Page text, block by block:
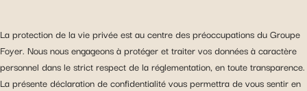
La protection de la vie privée est au centre des préoccupations du Groupe
Foyer. Nous nous engageons à protéger et traiter vos données à caractère
personnel dans le strict respect de la réglementation, en toute transparence.
La présente déclaration de confidentialité vous permettra de vous sentir en